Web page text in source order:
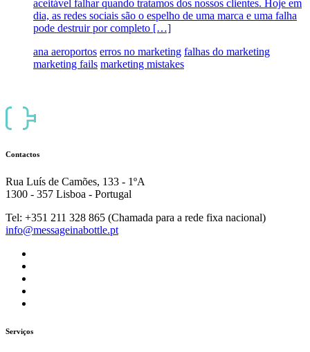
aceitável falhar quando tratamos dos nossos clientes. Hoje em
dia, as redes sociais são o espelho de uma marca e uma falha
pode destruir por completo […]
ana aeroportos erros no marketing falhas do marketing
marketing fails marketing mistakes
Contactos
Rua Luís de Camões, 133 - 1ºA
1300 - 357 Lisboa - Portugal
Tel: +351 211 328 865 (Chamada para a rede fixa nacional)
info@messageinabottle.pt
Serviços